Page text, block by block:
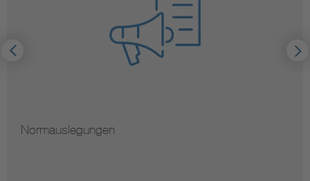
Hinweise zur Vervielfältigung von Normen